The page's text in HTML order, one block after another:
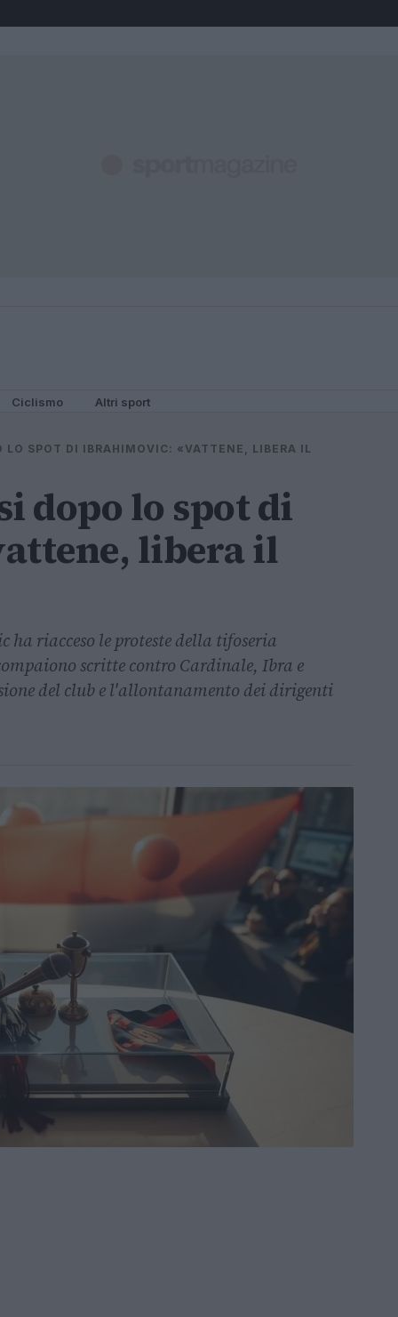
Ciclismo Altri sport
LO SPOT DI IBRAHIMOVIC: «VATTENE, LIBERA IL
dopo lo spot di
libera il
riacceso le proteste della tifoseria
scritte contro Cardinale, Ibra e
del club e l'allontanamento dei dirigenti